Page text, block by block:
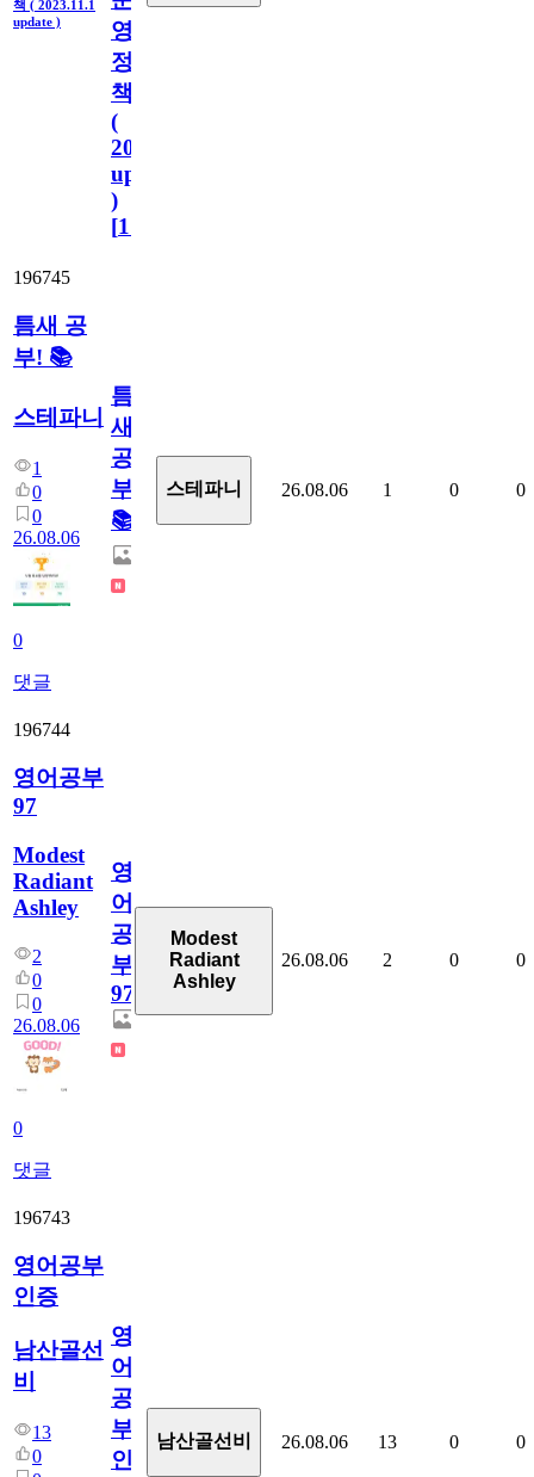
책 ( 2023.11.1
update )
영
정
책
(
2023.11.1
update
)
[110
196745
틈새 공
부! 📚
스테파니
1
0
0
26.08.06
0
댓글
틈
새
공
부!
📚
스테파니 26.08.06 1 0 0
196744
영어공부
97
Modest
Radiant
Ashley
2
0
0
26.08.06
0
댓글
영
어
공
부
97
Modest
Radiant
Ashley
26.08.06 2 0 0
196743
영어공부
인증
남산골선
비
13
0
영
어
공
부
인
남산골선비 26.08.06 13 0 0